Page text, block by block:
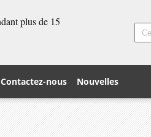
plus de 15
Contactez-nous Nouvelles